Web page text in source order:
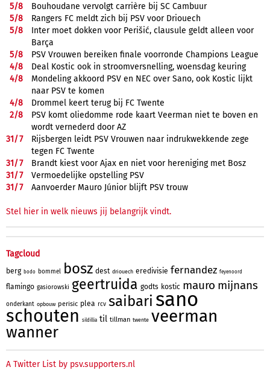
5/8
Bouhoudane vervolgt carrière bij SC Cambuur
5/8
Rangers FC meldt zich bij PSV voor Driouech
5/8
Inter moet dokken voor Perišić, clausule geldt alleen voor
Barça
5/8
PSV Vrouwen bereiken finale voorronde Champions League
4/8
Deal Kostic ook in stroomversnelling, woensdag keuring
4/8
Mondeling akkoord PSV en NEC over Sano, ook Kostic lijkt
naar PSV te komen
4/8
Drommel keert terug bij FC Twente
2/8
PSV komt oliedomme rode kaart Veerman niet te boven en
wordt vernederd door AZ
31/7
Rijsbergen leidt PSV Vrouwen naar indrukwekkende zege
tegen FC Twente
31/7
Brandt kiest voor Ajax en niet voor hereniging met Bosz
31/7
Vermoedelijke opstelling PSV
31/7 Aanvoerder Mauro Júnior blijft PSV trouw
Stel hier in welk nieuws jij belangrijk vindt.
Tagcloud
berg bodo bommel bosz dest driouech eredivisie fernandez feyenoord
flamingo gasiorowski geertruida godts kostic mauro mijnans
onderkant opbouw perisic plea rcv saibari sano
schouten sildillia til tillman twente veerman
wanner
A Twitter List by psv.supporters.nl